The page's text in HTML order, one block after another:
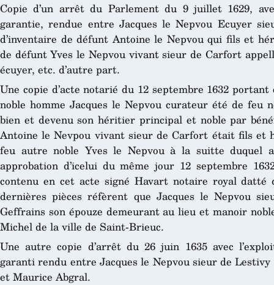
Copie d’un arrêt du Parlement du 9 juillet 1629,
garantie, rendue entre Jacques le Nepvou Ecuyer
d’inventaire de défunt Antoine le Nepvou qui fils et
de défunt Yves le Nepvou vivant sieur de Carfort
écuyer, etc. d’autre part.
Une copie d’acte notarié du 12 septembre 1632
noble homme Jacques le Nepvou curateur été de feu
bien et devenu son héritier principal et noble par
Antoine le Nevpou vivant sieur de Carfort était fils et
feu autre noble Yves le Nepvou à la suitte duquel
approbation d’icelui du même jour 12 septembre
contenu en cet acte signé Havart notaire royal datté
dernières pièces réfèrent que Jacques le Nepvou
Geffrains son épouze demeurant au lieu et manoir
Michel de la ville de Saint-Brieuc.
Une autre copie d’arrêt du 26 juin 1635 avec
garanti rendu entre Jacques le Nepvou sieur de
et Maurice Abgral.